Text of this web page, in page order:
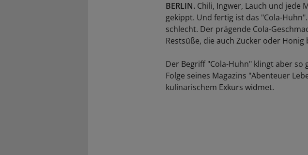
BERLIN. Chili, Ingwer, Lauch und jede
gekippt. Und fertig ist das "Cola-
schlecht. Der prägende Cola-
Restsüße, die auch Zucker oder
Der Begriff "Cola-Huhn" klingt aber so
Folge seines Magazins "Abenteuer
kulinarischem Exkurs widmet.